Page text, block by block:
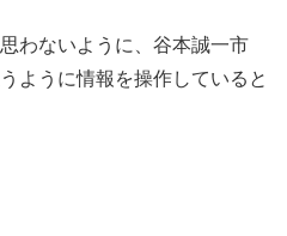
わないように、谷本誠一市
ように情報を操作していると